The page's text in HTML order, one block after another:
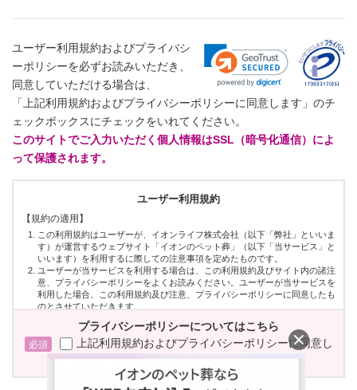
ユーザー利用規約およびプライバシ
ーポリシーを必ずお読みいただき、
同意していただける場合は、
「上記利用規約およびプライバシーポリシーに同意します」のチ
ェックボックスにチェックをいれてください。
このサイトでご入力いただく個人情報はSSL（暗号化通信）によ
って保護されます。
ユーザー利用規約
【規約の適用】
この利用規約はユーザーが、イオンライフ株式会社（以下「弊社」といいま
す）が運営するウェブサイト「イオンのペット葬」（以下「当サービス」と
いいます）を利用するに際しての注意事項を定めたものです。
ユーザーが当サービスを利用する場合は、この利用規約及びサイト内の諸注
意、プライバシーポリシーをよくお読みください。ユーザーが当サービスを
利用した場合、この利用規約及び注意、プライバシーポリシーに同意したも
のとさせていただきます。
【当サービスについて】
当サービスは現在、ウェブサイトを通じてペット霊園の紹介及び予約サービス
を提供していますが、将来、弊社の判断で、様々なサービスを追加、変更、削
当サービスは、ユーザーが弊社の提供するサービスにアクセスすることを許諾
プライバシーポリシーについてはこちら
上記利用規約およびプライバシーポリシーに同意し
ます。